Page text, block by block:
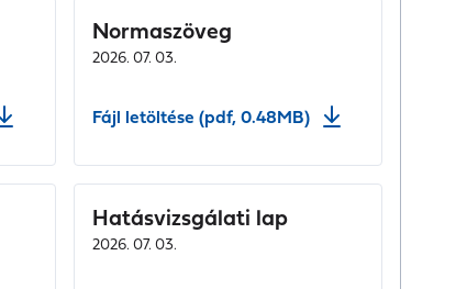
Normaszöveg
2026. 07. 03.
Fájl letöltése (pdf, 0.48MB)
Hatásvizsgálati lap
2026. 07. 03.